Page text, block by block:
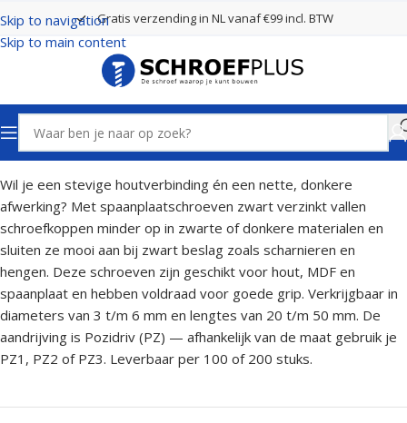
Skip to navigation
Skip to main content
Gratis verzending in NL vanaf €99 incl. BTW
Home Schroeven Zwarte Spaanplaatschroeven
Wil je een stevige houtverbinding én een nette, donkere
afwerking? Met spaanplaatschroeven zwart verzinkt vallen
schroefkoppen minder op in zwarte of donkere materialen en
sluiten ze mooi aan bij zwart beslag zoals scharnieren en
hengen. Deze schroeven zijn geschikt voor hout, MDF en
spaanplaat en hebben voldraad voor goede grip. Verkrijgbaar in
diameters van 3 t/m 6 mm en lengtes van 20 t/m 50 mm. De
aandrijving is Pozidriv (PZ) — afhankelijk van de maat gebruik je
PZ1, PZ2 of PZ3. Leverbaar per 100 of 200 stuks.